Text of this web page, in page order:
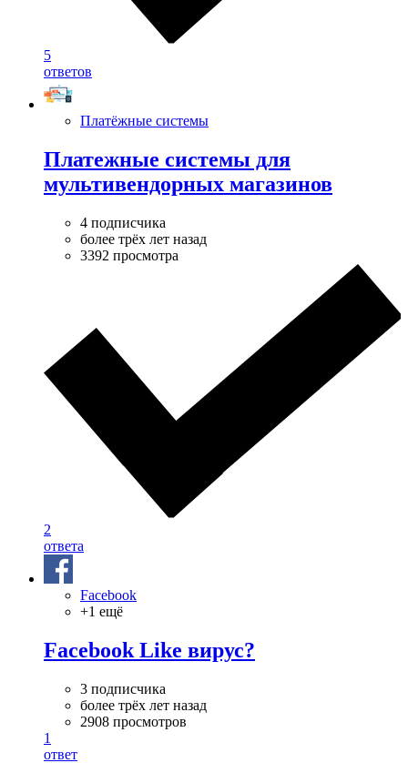
5
ответов
Платёжные системы
Платежные системы для
мультивендорных магазинов
4 подписчика
более трёх лет назад
3392 просмотра
2
ответа
Facebook
+1 ещё
Facebook Like вирус?
3 подписчика
более трёх лет назад
2908 просмотров
1
ответ